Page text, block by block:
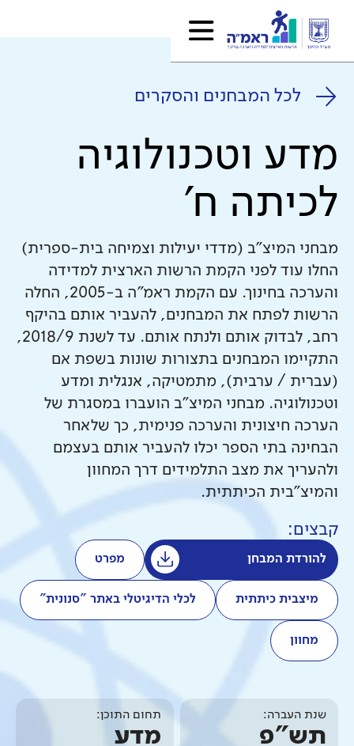
לכל המבחנים והסקרים
מדע וטכנולוגיה
לכיתה ח'
מבחני המיצ"ב (מדדי יעילות וצמיחה בית-ספרית)
החלו עוד לפני הקמת הרשות הארצית למדידה
והערכה בחינוך. עם הקמת ראמ"ה ב-2005, החלה
הרשות לפתח את המבחנים, להעביר אותם בהיקף
רחב, לבדוק אותם ולנתח אותם. עד לשנת 2018/9,
התקיימו המבחנים בתצורות שונות בשפת אם
(עברית / ערבית), מתמטיקה, אנגלית ומדע
וטכנולוגיה. מבחני המיצ"ב הועברו במסגרת של
הערכה חיצונית והערכה פנימית, כך שלאחר
הבחינה בתי הספר יכלו להעביר אותם בעצמם
ולהעריך את מצב התלמידים דרך המחוון
והמיצ"בית הכיתתית.
קבצים:
להורדת המבחן מפרט
מיצבית כיתתית לכלי הדיגיטלי באתר "סנונית"
מחוון
שנת העברה:
תש"פ
תחום התוכן:
מדע